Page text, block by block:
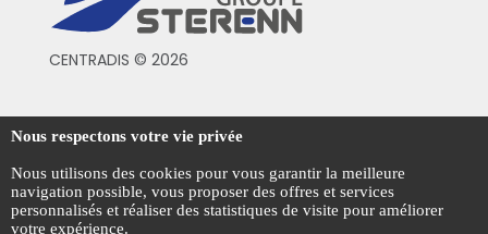
CENTRADIS © 2026
Conditions générales de vente
Mentions légales
Politique de confidentialité
Nous respectons votre vie privée
Nous utilisons des cookies pour vous garantir la meilleure
navigation possible, vous proposer des offres et services
personnalisés et réaliser des statistiques de visite pour améliorer
votre expérience.